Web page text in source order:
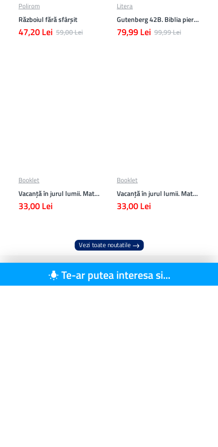
Polirom
Războiul fără sfârşit
47,20 Lei 59,00 Lei
Litera
Gutenberg 42B. Biblia pierduta
79,99 Lei 99,99 Lei
Booklet
Vacanță în jurul lumii. Matematică clasa a VII-a – EDIȚIA 2026
33,00 Lei
Booklet
Vacanță în jurul lumii. Matematică clasa a VI-a – EDIȚIA 2026
33,00 Lei
Vezi toate noutatile
Te-ar putea interesa si...